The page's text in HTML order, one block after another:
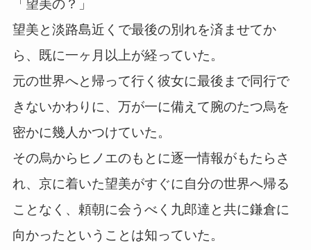
「望美の？」
望美と淡路島近くで最後の別れを済ませてか
ら、既に一ヶ月以上が経っていた。
元の世界へと帰って行く彼女に最後まで同行で
きないかわりに、万が一に備えて腕のたつ烏を
密かに幾人かつけていた。
その烏からヒノエのもとに逐一情報がもたらさ
れ、京に着いた望美がすぐに自分の世界へ帰る
ことなく、頼朝に会うべく九郎達と共に鎌倉に
向かったということは知っていた。